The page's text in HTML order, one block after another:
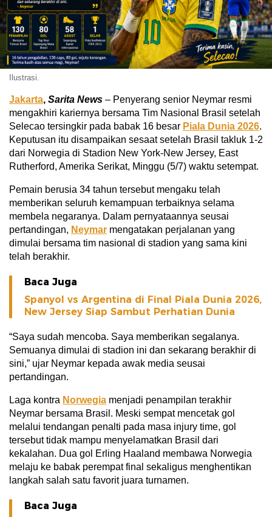
Ilustrasi.
Jakarta, Sarita News – Penyerang senior Neymar resmi
mengakhiri kariernya bersama Tim Nasional Brasil setelah
Selecao tersingkir pada babak 16 besar Piala Dunia 2026.
Keputusan itu disampaikan sesaat setelah Brasil takluk 1-2
dari Norwegia di Stadion New York-New Jersey, East
Rutherford, Amerika Serikat, Minggu (5/7) waktu setempat.
Pemain berusia 34 tahun tersebut mengaku telah
memberikan seluruh kemampuan terbaiknya selama
membela negaranya. Dalam pernyataannya seusai
pertandingan, Neymar mengatakan perjalanan yang
dimulai bersama tim nasional di stadion yang sama kini
telah berakhir.
Baca Juga
Spanyol vs Argentina di Final Piala Dunia 2026,
New Jersey Siap Sambut Perhatian Dunia
“Saya sudah mencoba. Saya memberikan segalanya.
Semuanya dimulai di stadion ini dan sekarang berakhir di
sini,” ujar Neymar kepada awak media seusai
pertandingan.
Laga kontra Norwegia menjadi penampilan terakhir
Neymar bersama Brasil. Meski sempat mencetak gol
melalui tendangan penalti pada masa injury time, gol
tersebut tidak mampu menyelamatkan Brasil dari
kekalahan. Dua gol Erling Haaland membawa Norwegia
melaju ke babak perempat final sekaligus menghentikan
langkah salah satu favorit juara turnamen.
Baca Juga